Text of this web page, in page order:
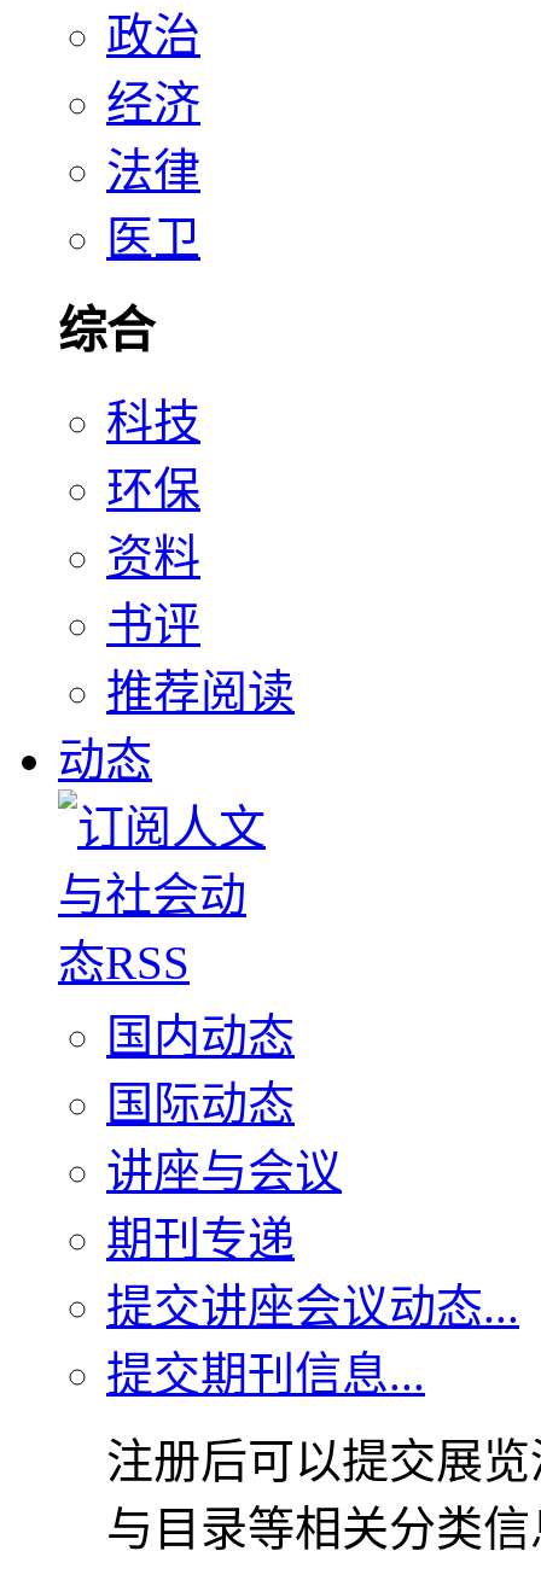
政治
经济
法律
医卫
综合
科技
环保
资料
书评
推荐阅读
动态
国内动态
国际动态
讲座与会议
期刊专递
提交讲座会议动态...
提交期刊信息...
注册后可以提交展
与目录等相关分类